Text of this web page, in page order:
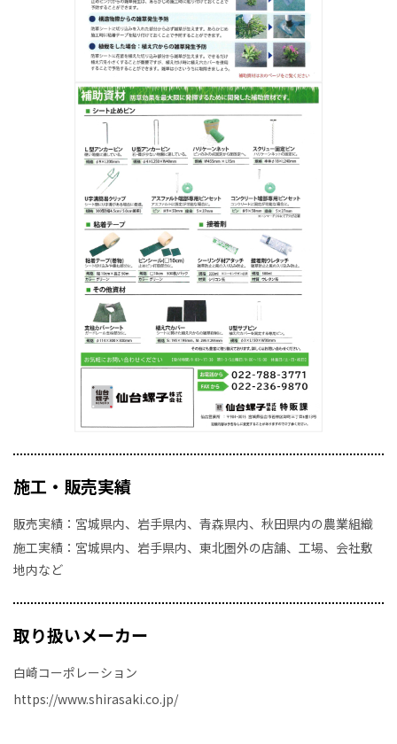
施工・販売実績
販売実績：宮城県内、岩手県内、青森県内、秋田県内の農業組織
施工実績：宮城県内、岩手県内、東北圏外の店舗、工場、会社敷
地内など
取り扱いメーカー
白崎コーポレーション
https://www.shirasaki.co.jp/